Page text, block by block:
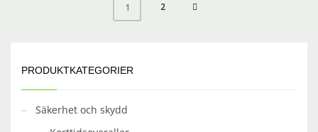
1 2
PRODUKTKATEGORIER
Säkerhet och skydd